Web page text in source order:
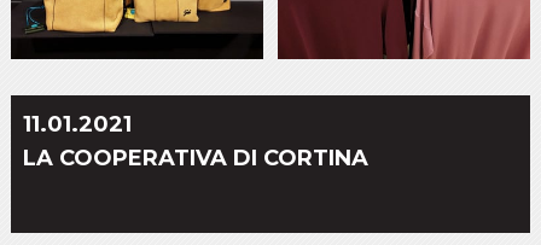
11.01.2021
LA COOPERATIVA DI CORTINA